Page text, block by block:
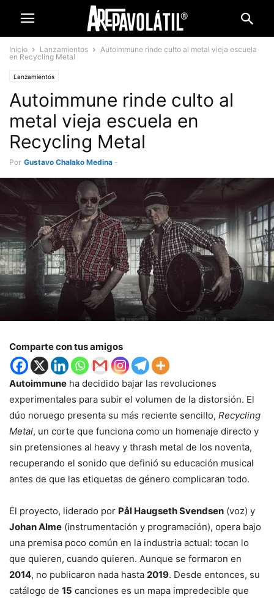
Inicio Lanzamientos
Autoimmune rinde culto al metal vieja escuela
en Recycling Metal
Lanzamientos
Autoimmune rinde culto al
metal vieja escuela en
Recycling Metal
Por Gustavo Chalako Medina -
Comparte con tus amigos
Autoimmune ha decidido bajar las revoluciones
experimentales para subir el volumen de la distorsión. El
dúo noruego presenta su más reciente sencillo, Recycling
Metal, un corte que funciona como un homenaje directo y
sin pretensiones al heavy y thrash metal de los noventa,
recuperando el sonido que definió su educación musical
antes de que las etiquetas de género complicaran todo.
El proyecto, liderado por Pål Haugseth Svendsen (voz) y
Johan Alme (instrumentación y programación), opera bajo
una premisa poco común en la industria actual: tocan lo
que quieren, cuando quieren. Aunque se formaron en
2014, no publicaron nada hasta 2019. Desde entonces, su
catálogo de 15 canciones es un mapa impredecible que